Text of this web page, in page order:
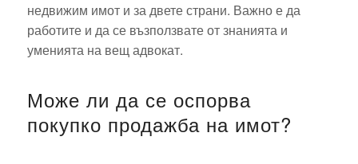
недвижим имот и за двете страни. Важно е да
работите и да се възползвате от знанията и
уменията на вещ адвокат.
Може ли да се оспорва
покупко продажба на имот?